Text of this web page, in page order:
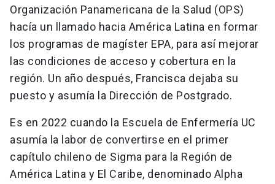
Organización Panamericana de la Salud (OPS)
hacía un llamado hacia América Latina en formar
los programas de magíster EPA, para así mejorar
las condiciones de acceso y cobertura en la
región. Un año después, Francisca dejaba su
puesto y asumía la Dirección de Postgrado.
Es en 2022 cuando la Escuela de Enfermería UC
asumía la labor de convertirse en el primer
capítulo chileno de Sigma para la Región de
América Latina y El Caribe, denominado Alpha